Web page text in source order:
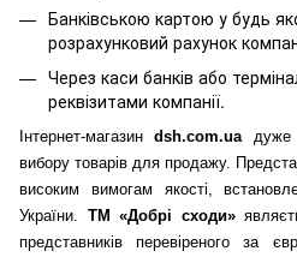
Банківською картою у будь
розрахунковий рахунок
Через каси банків або
реквізитами компанії.
Інтернет-магазинdsh.com.ua дуже
вибору товарів для продажу.
високим вимогам якості,
України. ТМ «Добрі сходи»
представників перевіреного за